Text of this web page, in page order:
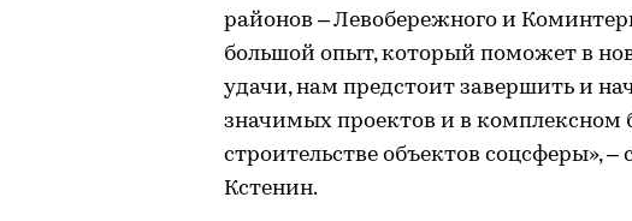
районов – Левобережного и
большой опыт, который поможет в
удачи, нам предстоит завершить и
значимых проектов и в комплексном
строительстве объектов соцсферы»,
Кстенин.